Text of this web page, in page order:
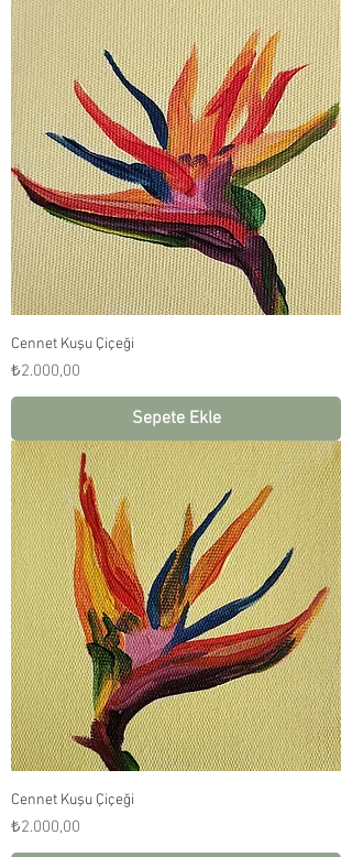
Cennet Kuşu Çiçeği
Fiyat
₺2.000,00
Sepete Ekle
Cennet Kuşu Çiçeği
Fiyat
₺2.000,00